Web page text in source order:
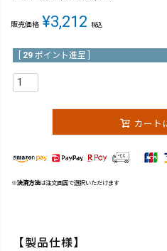
販売価格 ¥3,212 税込
29 ポイント進呈 ]
カート
※決済方法は注文画面で選択いただけます
【製品仕様】